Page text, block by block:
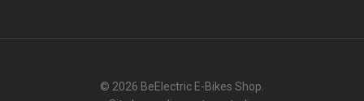
© 2026 BeElectric E-Bikes Shop.